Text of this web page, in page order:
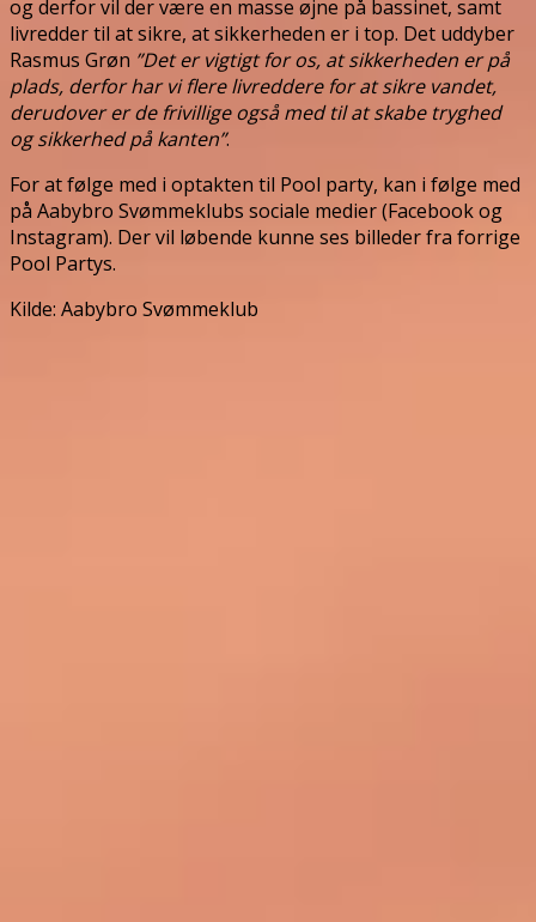
og derfor vil der være en masse øjne på bassinet, samt
livredder til at sikre, at sikkerheden er i top. Det uddyber
Rasmus Grøn ”Det er vigtigt for os, at sikkerheden er på
plads, derfor har vi flere livreddere for at sikre vandet,
derudover er de frivillige også med til at skabe tryghed
og sikkerhed på kanten”.
For at følge med i optakten til Pool party, kan i følge med
på Aabybro Svømmeklubs sociale medier (Facebook og
Instagram). Der vil løbende kunne ses billeder fra forrige
Pool Partys.
Kilde: Aabybro Svømmeklub